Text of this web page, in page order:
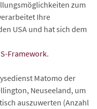
zum
Ihre
USA und hat sich dem
Framework.
Matomo der
Neuseeland, um
auszuwerten (Anzahl